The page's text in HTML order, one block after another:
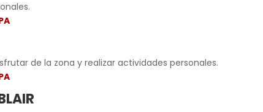
de la zona y realizar actividades personales.